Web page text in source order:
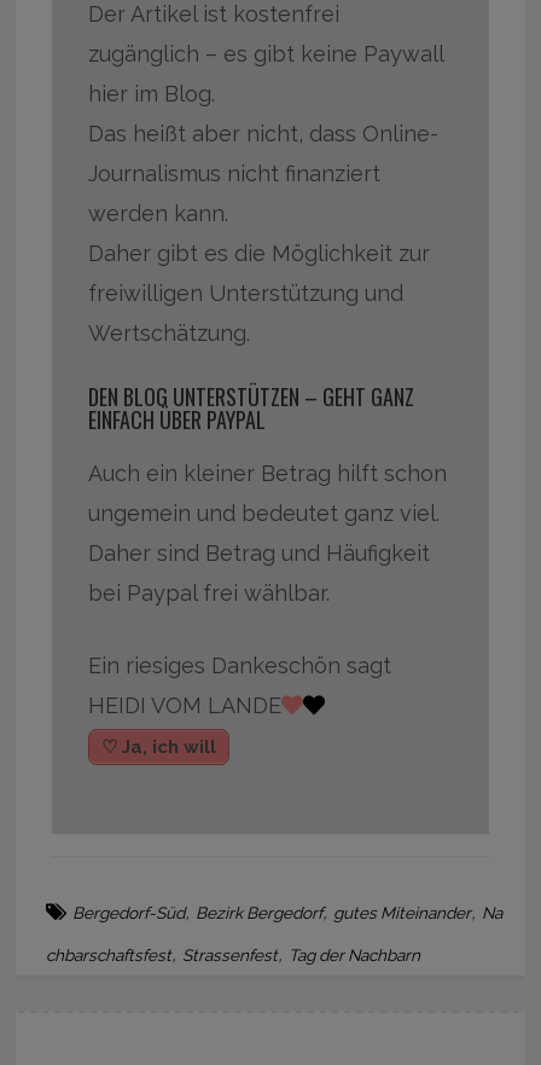
Der Artikel ist kostenfrei
zugänglich – es gibt keine Paywall
hier im Blog.
Das heißt aber nicht, dass Online-
Journalismus nicht finanziert
werden kann.
Daher gibt es die Möglichkeit zur
freiwilligen Unterstützung und
Wertschätzung.
DEN BLOG UNTERSTÜTZEN – GEHT GANZ
EINFACH ÜBER PAYPAL
Auch ein kleiner Betrag hilft schon
ungemein und bedeutet ganz viel.
Daher sind Betrag und Häufigkeit
bei Paypal frei wählbar.
Ein riesiges Dankeschön sagt
HEIDI VOM LANDE
♡ Ja, ich will
Bergedorf-Süd, Bezirk Bergedorf, gutes Miteinander, Na
chbarschaftsfest, Strassenfest, Tag der Nachbarn